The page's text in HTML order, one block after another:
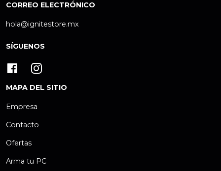
CORREO ELECTRÓNICO
hola@ignitestore.mx
SÍGUENOS
MAPA DEL SITIO
Empresa
Contacto
Ofertas
Arma tu PC